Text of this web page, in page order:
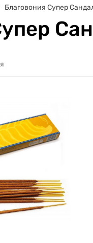
Благовония Супер